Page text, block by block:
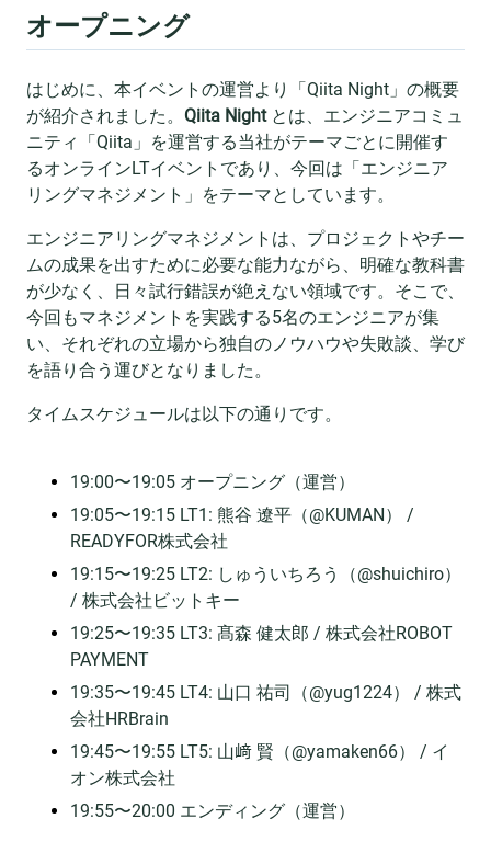
オープニング
はじめに、本イベントの運営より「Qiita Night」の概要
が紹介されました。 Qiita Nightとは、エンジニアコミュ
ニティ「Qiita」を運営する当社がテーマごとに開催す
るオンラインLTイベントであり、今回は「エンジニア
リングマネジメント」をテーマとしています。
エンジニアリングマネジメントは、プロジェクトやチー
ムの成果を出すために必要な能力ながら、明確な教科書
が少なく、日々試行錯誤が絶えない領域です。そこで、
今回もマネジメントを実践する5名のエンジニアが集
い、それぞれの立場から独自のノウハウや失敗談、学び
を語り合う運びとなりました。
タイムスケジュールは以下の通りです。
19:00〜19:05 オープニング（運営）
19:05〜19:15 LT1: 熊谷 遼平（@KUMAN） /
READYFOR株式会社
19:15〜19:25 LT2: しゅういちろう（@shuichiro）
/ 株式会社ビットキー
19:25〜19:35 LT3: 髙森 健太郎 / 株式会社ROBOT
PAYMENT
19:35〜19:45 LT4: 山口 祐司（@yug1224） / 株式
会社HRBrain
19:45〜19:55 LT5: 山﨑 賢（@yamaken66） / イ
オン株式会社
19:55〜20:00 エンディング（運営）